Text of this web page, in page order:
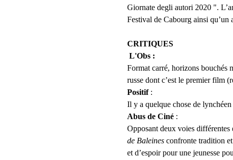
Giornate degli autori 2020 ".
Festival de Cabourg ainsi qu’un
CRITIQUES
L'Obs :
Format carré, horizons bouchés
russe dont c’est le premier film
Positif :
Il y a quelque chose de
Abus de Ciné :
Opposant deux voies différentes
de Baleines confronte tradition et
et d’espoir pour une jeunesse